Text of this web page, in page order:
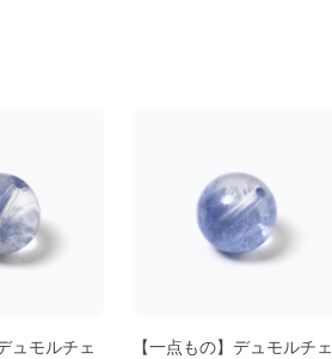
ュモルチェ
【一点もの】デュモルチェ